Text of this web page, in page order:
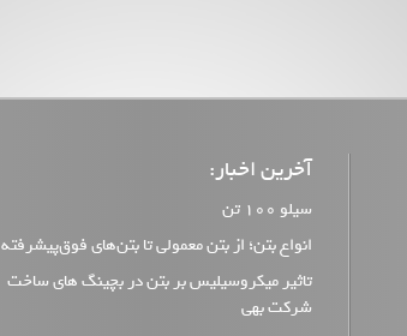
آخرین اخبار:
سیلو 100 تن
انواع بتن؛ از بتن معمولی تا بتن‌های فوق‌پیشرفته
تاثیر میکروسیلیس بر بتن در بچینگ های ساخت
شرکت بهی